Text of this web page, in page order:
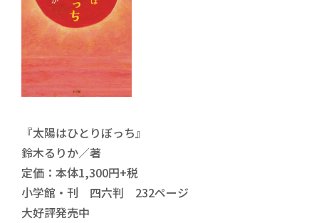
『太陽はひとりぼっち』
鈴木るりか／著
定価：本体1,300円+税
小学館・刊 四六判 232ページ
大好評発売中